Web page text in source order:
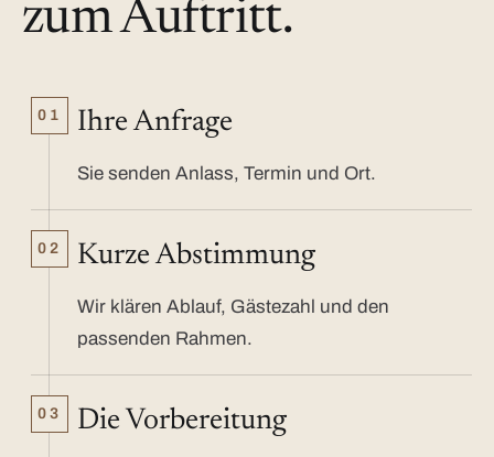
zum Auftritt.
01 Ihre Anfrage
Sie senden Anlass, Termin und Ort.
02 Kurze Abstimmung
Wir klären Ablauf, Gästezahl und den
passenden Rahmen.
03 Die Vorbereitung